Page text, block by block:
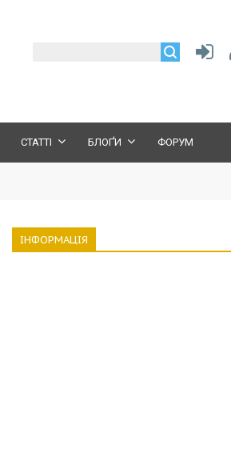
СТАТТІ БЛОҐИ ФОРУМ
ІНФОРМАЦІЯ